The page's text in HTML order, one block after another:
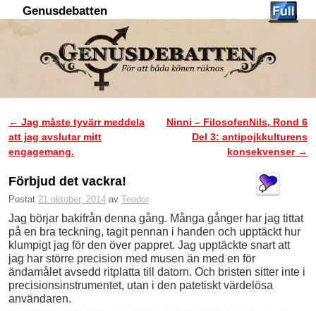
Genusdebatten
Inläggsnavigering
← Jag måste tyvärr meddela
att jag avslutar mitt
engagemang.
Ninni – FilosofenNils, Rond 6
Del 3: antipojkkulturens
konsekvenser →
Förbjud det vackra!
Postat 21 oktober, 2014 av Teodor
Jag börjar bakifrån denna gång. Många gånger har jag tittat
på en bra teckning, tagit pennan i handen och upptäckt hur
klumpigt jag för den över pappret. Jag upptäckte snart att
jag har större precision med musen än med en för
ändamålet avsedd ritplatta till datorn. Och bristen sitter inte i
precisionsinstrumentet, utan i den patetiskt värdelösa
användaren.